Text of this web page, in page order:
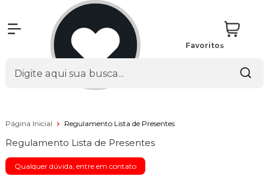
Favoritos
Página Inicial Regulamento Lista de Presentes
Regulamento Lista de Presentes
Qualquer dúvida, entre em contato